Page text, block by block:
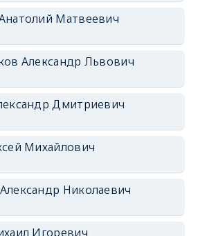
Матвеевич
Александр Львович
Дмитриевич
Михайлович
Николаевич
Игоревич